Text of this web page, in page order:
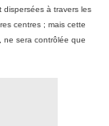
dispersées à travers les
centres ; mais cette
ne sera contrôlée que